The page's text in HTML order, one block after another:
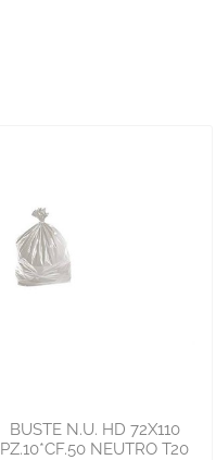
BUSTE N.U. HD 72X110
PZ.10*CF.50 NEUTRO T20